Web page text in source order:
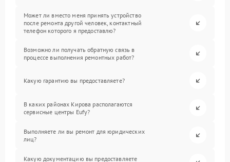
Может ли вместо меня принять устройство
после ремонта другой человек, контактный
телефон которого я предоставлю?
Возможно ли получать обратную связь в
процессе выполнения ремонтных работ?
Какую гарантию вы предоставляете?
В каких районах Кирова располагаются
сервисные центры Eufy?
Выполняете ли вы ремонт для юридических
лиц?
Какую документацию вы предоставляете